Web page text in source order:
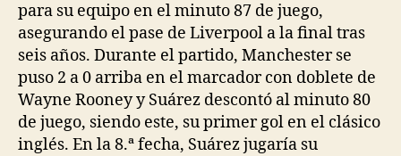
para su equipo en el minuto 87 de juego,
asegurando el pase de Liverpool a la final tras
seis años. Durante el partido, Manchester se
puso 2 a 0 arriba en el marcador con doblete de
Wayne Rooney y Suárez descontó al minuto 80
de juego, siendo este, su primer gol en el clásico
inglés. En la 8.ª fecha, Suárez jugaría su